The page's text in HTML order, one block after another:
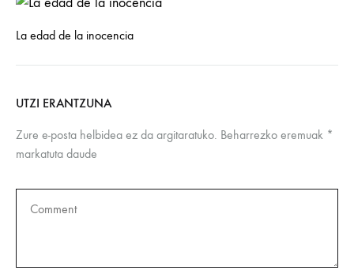
La edad de la inocencia
UTZI ERANTZUNA
Zure e-posta helbidea ez da argitaratuko. Beharrezko eremuak *
markatuta daude